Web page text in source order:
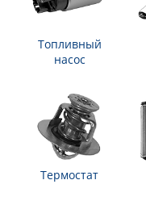
Топливный
насос
Термостат